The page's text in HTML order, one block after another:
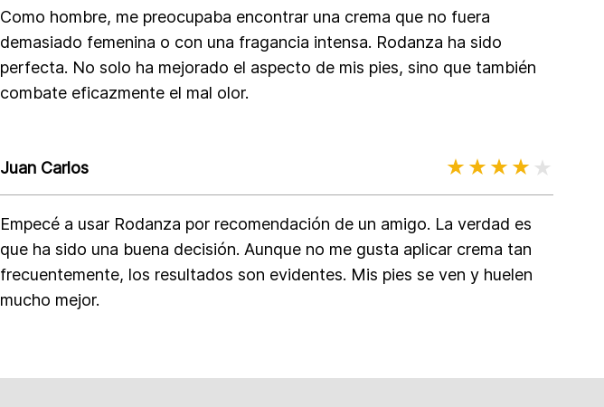
Como hombre, me preocupaba encontrar una crema que no fuera
demasiado femenina o con una fragancia intensa. Rodanza ha sido
perfecta. No solo ha mejorado el aspecto de mis pies, sino que también
combate eficazmente el mal olor.
Juan Carlos
Empecé a usar Rodanza por recomendación de un amigo. La verdad es
que ha sido una buena decisión. Aunque no me gusta aplicar crema tan
frecuentemente, los resultados son evidentes. Mis pies se ven y huelen
mucho mejor.